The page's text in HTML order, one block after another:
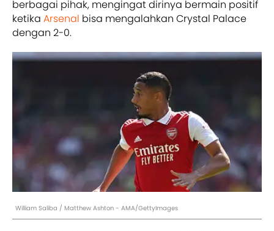
berbagai pihak, mengingat dirinya bermain positif
ketika Arsenal bisa mengalahkan Crystal Palace
dengan 2-0.
William Saliba / Matthew Ashton - AMA/GettyImages